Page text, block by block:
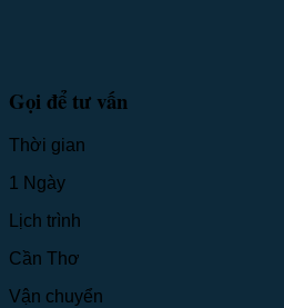
Gọi để tư vấn
Thời gian
1 Ngày
Lịch trình
Cần Thơ
Vận chuyển